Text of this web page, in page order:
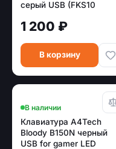
серый USB (FKS10
1 200 ₽
В корзину
В наличии
Клавиатура A4Tech
Bloody B150N черный
USB for gamer LED